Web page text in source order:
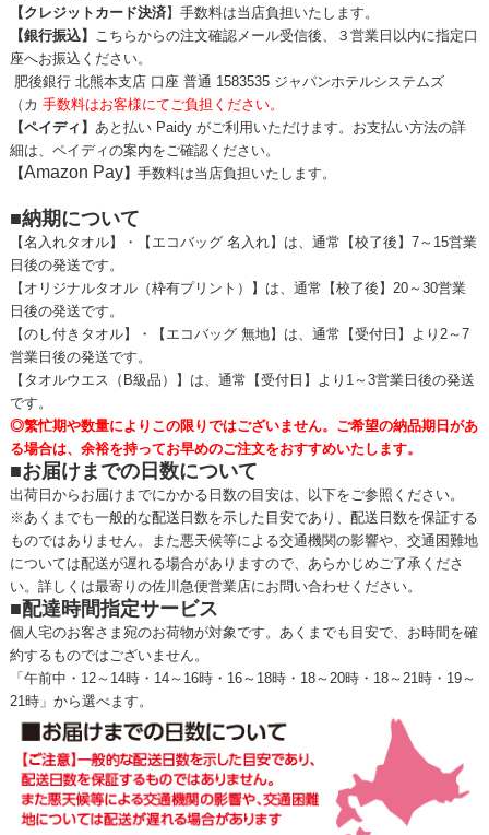
【クレジットカード決済】手数料は当店負担いたします。
【銀行振込】 こちらからの注文確認メール受信後、３営業日以内に指定口
座へお振込ください。
肥後銀行 北熊本支店 口座 普通 1583535 ジャパンホテルシステムズ
（カ 手数料はお客様にてご負担ください。
【ペイディ】 あと払い Paidy がご利用いただけます。お支払い方法の詳
細は、ペイディの案内をご確認ください。
【Amazon Pay】 手数料は当店負担いたします。
■納期について
【名入れタオル】・【エコバッグ 名入れ】は、通常【校了後】7～15営業
日後の発送です。
【オリジナルタオル（枠有プリント）】は、通常【校了後】20～30営業
日後の発送です。
【のし付きタオル】・【エコバッグ 無地】は、通常【受付日】より2～7
営業日後の発送です。
【タオルウエス（B級品）】は、通常【受付日】より1～3営業日後の発送
です。
◎繁忙期や数量によりこの限りではございません。ご希望の納品期日があ
る場合は、余裕を持ってお早めのご注文をおすすめいたします。
■お届けまでの日数について
出荷日からお届けまでにかかる日数の目安は、以下をご参照ください。
※あくまでも一般的な配送日数を示した目安であり、配送日数を保証する
ものではありません。また悪天候等による交通機関の影響や、交通困難地
については配送が遅れる場合がありますので、あらかじめご了承くださ
い。詳しくは最寄りの佐川急便営業店にお問い合わせください。
■配達時間指定サービス
個人宅のお客さま宛のお荷物が対象です。あくまでも目安で、お時間を確
約するものではございません。
「午前中・12～14時・14～16時・16～18時・18～20時・18～21時・19～
21時」から選べます。